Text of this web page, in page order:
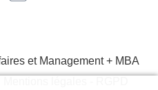
et Management + MBA